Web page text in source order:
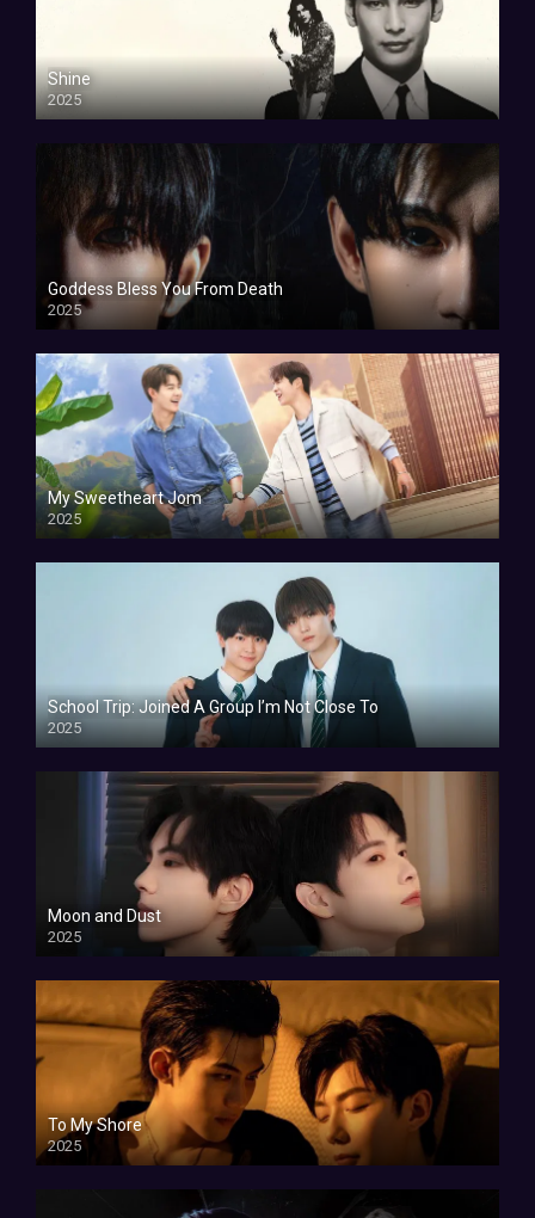
Shine
2025
Goddess Bless You From Death
2025
My Sweetheart Jom
2025
School Trip: Joined A Group I’m Not Close To
2025
Moon and Dust
2025
To My Shore
2025